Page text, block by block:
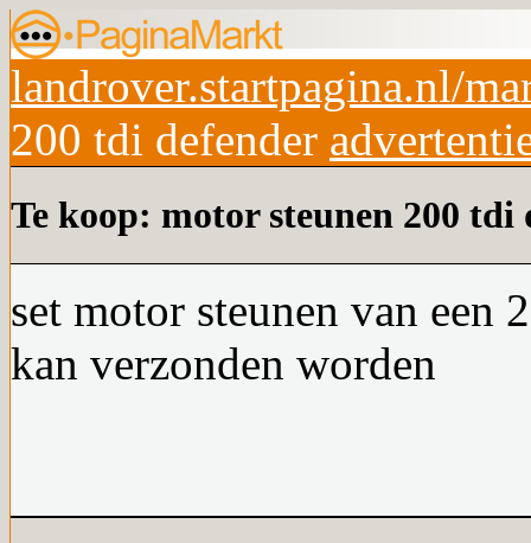
landrover.startpagina.nl/
200 tdi defender
Te koop: motor steunen 200 tdi
set motor steunen van een
kan verzonden worden